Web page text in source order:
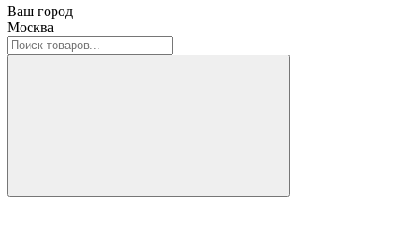
Ваш город
Москва